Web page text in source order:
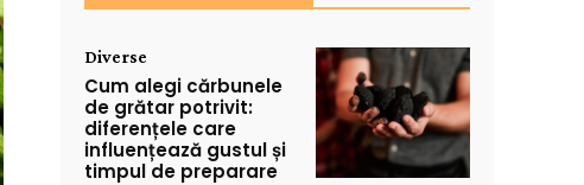
Diverse
Cum alegi cărbunele
de grătar potrivit:
diferențele care
influențează gustul și
timpul de preparare